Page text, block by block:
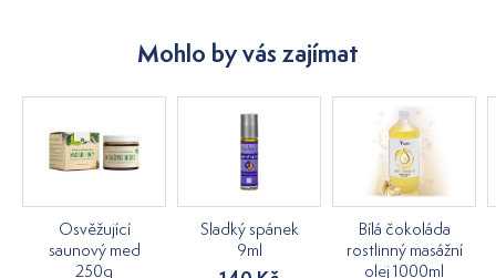
Mohlo by vás zajímat
Osvěžující
saunový med
250g
Sladký spánek
9ml
Bílá čokoláda
rostlinný masážní
olej 1000ml